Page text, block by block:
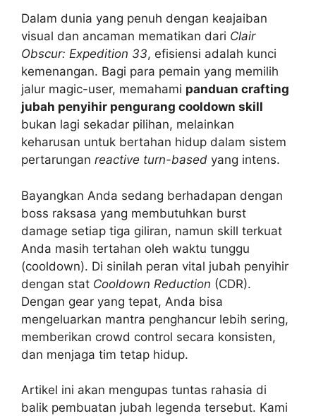
Dalam dunia yang penuh dengan keajaiban
visual dan ancaman mematikan dari Clair
Obscur: Expedition 33, efisiensi adalah kunci
kemenangan. Bagi para pemain yang memilih
jalur magic-user, memahami panduan crafting
jubah penyihir pengurang cooldown skill
bukan lagi sekadar pilihan, melainkan
keharusan untuk bertahan hidup dalam sistem
pertarungan reactive turn-based yang intens.
Bayangkan Anda sedang berhadapan dengan
boss raksasa yang membutuhkan burst
damage setiap tiga giliran, namun skill terkuat
Anda masih tertahan oleh waktu tunggu
(cooldown). Di sinilah peran vital jubah penyihir
dengan stat Cooldown Reduction (CDR).
Dengan gear yang tepat, Anda bisa
mengeluarkan mantra penghancur lebih sering,
memberikan crowd control secara konsisten,
dan menjaga tim tetap hidup.
Artikel ini akan mengupas tuntas rahasia di
balik pembuatan jubah legenda tersebut. Kami